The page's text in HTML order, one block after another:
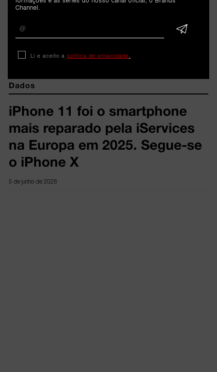
ARTIGOS
RELACIONADOS
Dados
iPhone 11 foi o smartphone
mais reparado pela iServices
na Europa em 2025. Segue-se
o iPhone X
5 de junho de 2026
Channel.
Li e aceito a política de privacidade.